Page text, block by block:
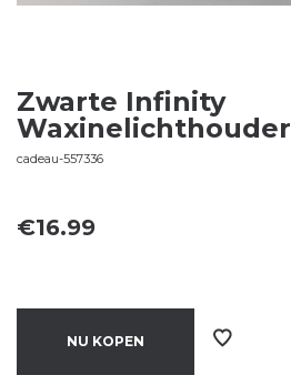
Zwarte Infinity
Waxinelichthouder
cadeau-557336
€16.99
NU KOPEN